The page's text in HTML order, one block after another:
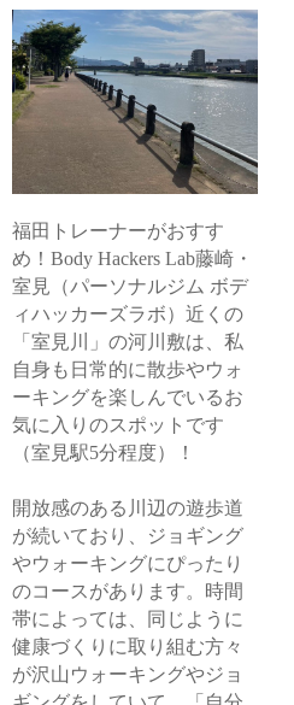
福田トレーナーがおすす
め！Body Hackers Lab藤崎・
室見（パーソナルジム ボデ
ィハッカーズラボ）近くの
「室見川」の河川敷は、私
自身も日常的に散歩やウォ
ーキングを楽しんでいるお
気に入りのスポットです
（室見駅5分程度）！
開放感のある川辺の遊歩道
が続いており、ジョギング
やウォーキングにぴったり
のコースがあります。時間
帯によっては、同じように
健康づくりに取り組む方々
が沢山ウォーキングやジョ